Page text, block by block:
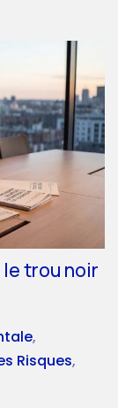
trou noir
,
Risques,